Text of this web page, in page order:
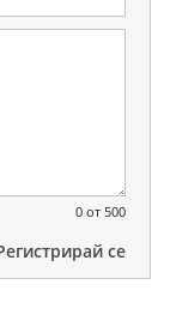
0 от 500
се